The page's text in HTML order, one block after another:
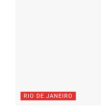
RIO DE JANEIRO